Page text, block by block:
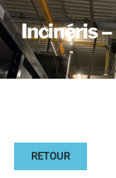
Incinéris
RETOUR